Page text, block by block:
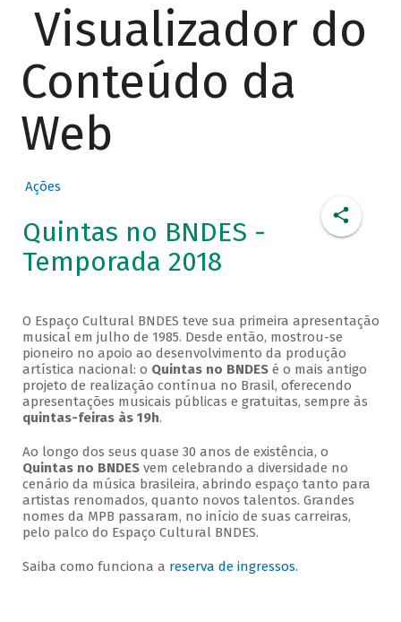
Visualizador do
Conteúdo da
Web
Ações
Quintas no BNDES -
Temporada 2018
O Espaço Cultural BNDES teve sua primeira apresentação
musical em julho de 1985. Desde então, mostrou-se
pioneiro no apoio ao desenvolvimento da produção
artística nacional: o Quintas no BNDESé o mais antigo
projeto de realização contínua no Brasil, oferecendo
apresentações musicais públicas e gratuitas, sempre às
quintas-feiras às 19h.
Ao longo dos seus quase 30 anos de existência, o
Quintas no BNDESvem celebrando a diversidade no
cenário da música brasileira, abrindo espaço tanto para
artistas renomados, quanto novos talentos. Grandes
nomes da MPB passaram, no início de suas carreiras,
pelo palco do Espaço Cultural BNDES.
Saiba como funciona a reserva de ingressos.